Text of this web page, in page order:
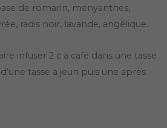
de romarin, ményanthes,
radis noir, lavande, angélique.
infuser 2 c à café dans une tasse
tasse à jeun puis une après